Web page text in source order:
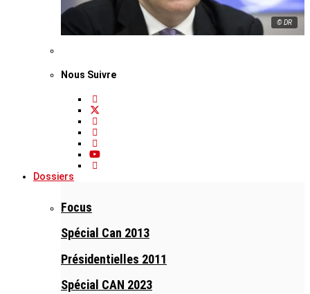
© DR
Nous Suivre
Dossiers
Focus
Spécial Can 2013
Présidentielles 2011
Spécial CAN 2023